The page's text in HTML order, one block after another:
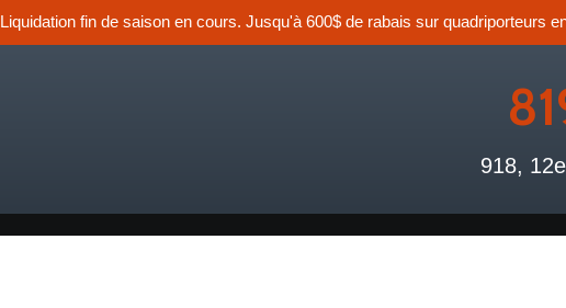
Liquidation fin de saison en cours. Jusqu'à 600$ de rabais sur quadriporteurs
918,